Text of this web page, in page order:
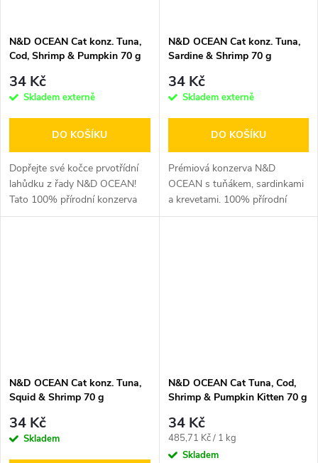
N&D OCEAN Cat konz. Tuna,
Cod, Shrimp & Pumpkin 70 g
34 Kč
Skladem externě
DO KOŠÍKU
Dopřejte své kočce prvotřídní
lahůdku z řady N&D OCEAN!
Tato 100% přírodní konzerva
kombinuje čerstvého tuňáka,...
N&D OCEAN Cat konz. Tuna,
Sardine & Shrimp 70 g
34 Kč
Skladem externě
DO KOŠÍKU
Prémiová konzerva N&D
OCEAN s tuňákem, sardinkami
a krevetami. 100% přírodní
složení bez obilovin a umělých...
N&D OCEAN Cat konz. Tuna,
Squid & Shrimp 70 g
34 Kč
Skladem
N&D OCEAN Cat Tuna, Cod,
Shrimp & Pumpkin Kitten 70 g
34 Kč
Měrná
cena:
485,71 Kč / 1 kg
Skladem